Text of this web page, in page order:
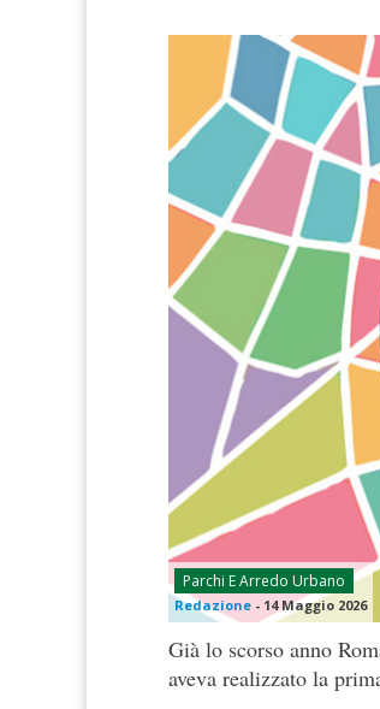
Parchi E Arredo Urbano
Redazione - 14 Maggio 2026
Già lo scorso anno
aveva realizzato la